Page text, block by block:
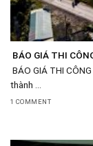
BÁO GIÁ THI
BÁO GIÁ THI
thành ...
1 COMMENT